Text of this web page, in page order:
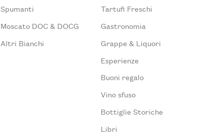
Spumanti
Moscato DOC & DOCG
Altri Bianchi
Tartufi Freschi
Gastronomia
Grappe & Liquori
Esperienze
Buoni regalo
Vino sfuso
Bottiglie Storiche
Libri